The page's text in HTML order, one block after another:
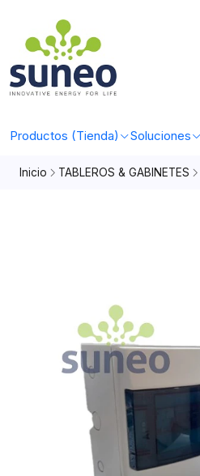
Productos (Tienda) Soluciones
Inicio TABLEROS & GABINETES